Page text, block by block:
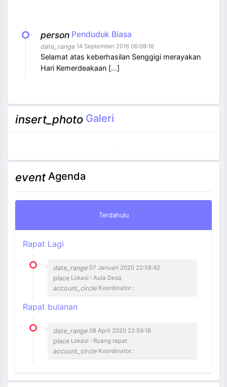
date_range14 September 2016 06:09:16
Selamat atas keberhasilan Senggigi merayakan
Hari Kemerdeakaan [...]
insert_photo Galeri
eventAgenda
Terdahulu
Rapat Lagi
date_range 07 Januari 2020 22:58:42
place Lokasi : Aula Desa
account_circle Koordinator :
Rapat bulanan
date_range 08 April 2020 22:59:18
place Lokasi : Ruang rapat
account_circle Koordinator :